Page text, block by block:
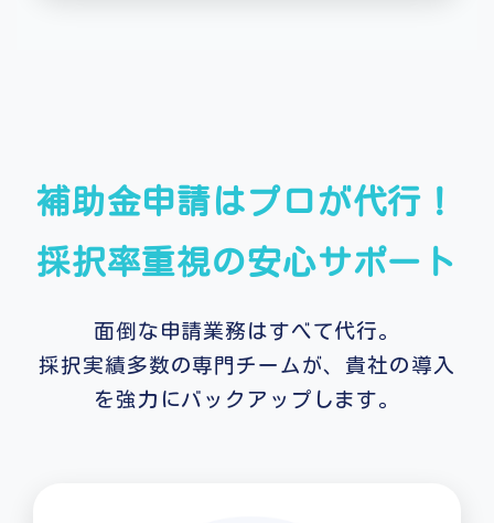
補助金申請はプロが代行！
採択率重視の安心サポート
面倒な申請業務はすべて代行。
採択実績多数の専門チームが、貴社の導入
を強力にバックアップします。